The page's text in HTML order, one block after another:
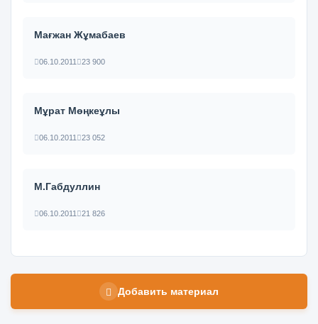
Мағжан Жұмабаев
06.10.2011 23 900
Мұрат Мөңкеұлы
06.10.2011 23 052
М.Габдуллин
06.10.2011 21 826
Добавить материал